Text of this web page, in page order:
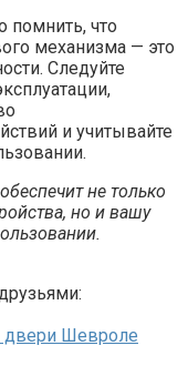
помнить, что
механизма — это
Следуйте
и учитывайте
не только
но и вашу